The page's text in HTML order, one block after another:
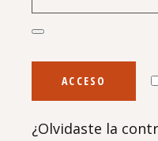
ACCESO
¿Olvidaste la